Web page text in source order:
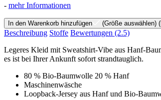
- mehr Informationen
In den Warenkorb hinzufügen (Größe auswählen)
Beschreibung Stoffe Bewertungen (2.5)
Legeres Kleid mit Sweatshirt-Vibe aus Hanf-
es ist bei Ihrer Ankunft sofort strandtauglich.
80 % Bio-Baumwolle 20 % Hanf
Maschinenwäsche
Loopback-Jersey aus Hanf und Bio-